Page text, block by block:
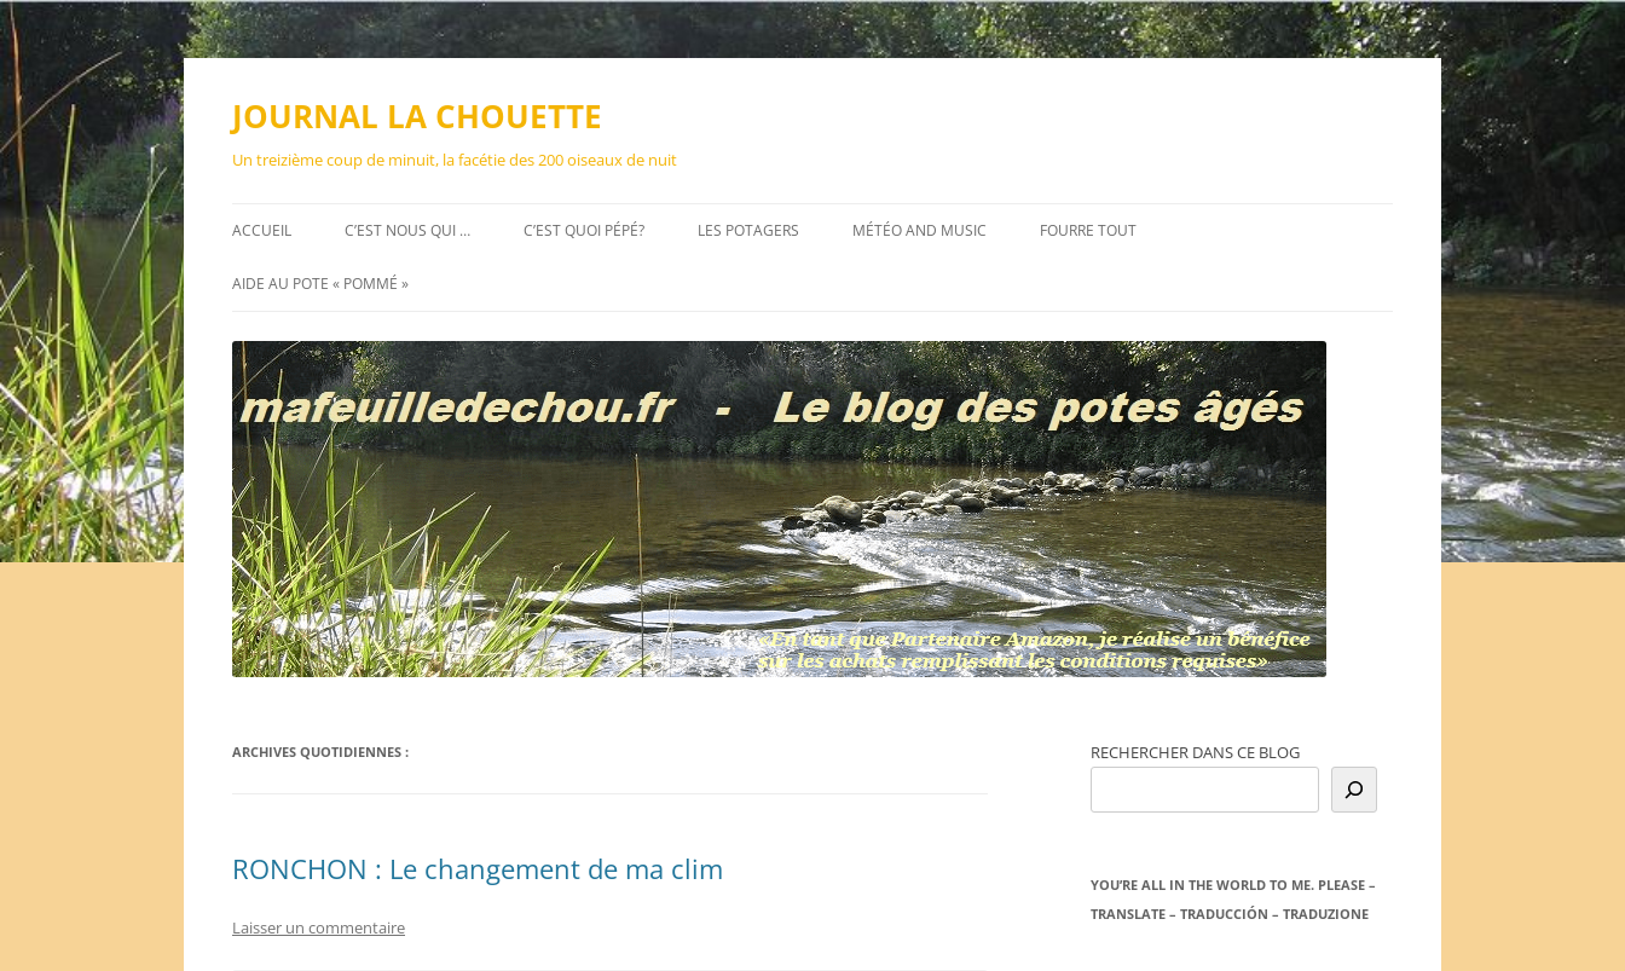
Aller
JOURNAL LA CHOUETTE
Un treizième coup de minuit, la facétie des 200 oiseaux de nuit
ACCUEIL C’EST NOUS QUI … C’EST QUOI PÉPÉ? LES POTAGERS MÉTÉO AND MUSIC FOURRE TOUT
AIDE AU POTE « POMMÉ »
ARCHIVES QUOTIDIENNES :
RONCHON : Le changement de ma clim
Laisser un commentaire
RECHERCHER DANS CE BLOG
YOU’RE ALL IN THE WORLD TO ME. PLEASE –
TRANSLATE – TRADUCCIÓN – TRADUZIONE